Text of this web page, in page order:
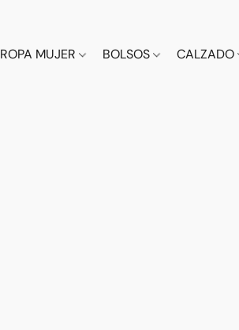
ROPA MUJER BOLSOS CALZADO